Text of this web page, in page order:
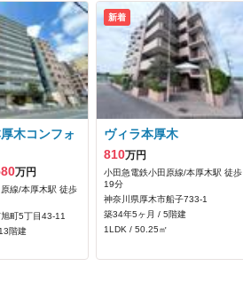
木コンフォ
万円
線/本厚木駅 徒歩
町5丁目43-11
階建
新着
ヴィラ本厚木
810万円
小田急電鉄小田原線/本厚木駅 徒歩
19分
神奈川県厚木市船子733‐1
築34年5ヶ月 / 5階建
1LDK / 50.25㎡